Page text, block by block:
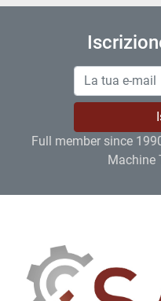
Full member since
Machine